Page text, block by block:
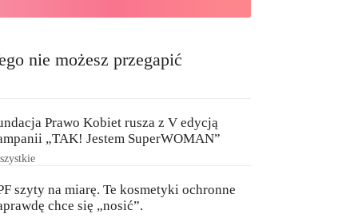
nie możesz przegapić
Prawo Kobiet rusza z V edycją
„TAK! Jestem SuperWOMAN”
szyty na miarę. Te kosmetyki ochronne
chce się „nosić”.